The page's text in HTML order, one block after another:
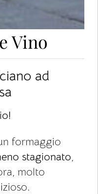
Vino
ad
formaggio
stagionato,
molto